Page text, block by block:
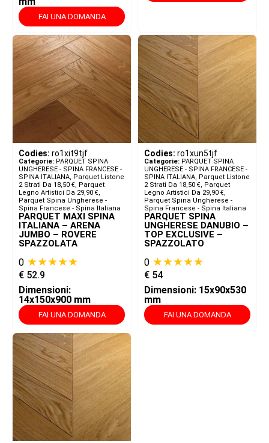
FAI UNA DOMANDA
Codies: ro1xit9tjf
Categorie: PARQUET SPINA
UNGHERESE - SPINA FRANCESE -
SPINA ITALIANA​, Parquet Listone
2 Strati Da 18,50 €, Parquet
Legno Artistici Da 29,90 €,
Parquet Spina Ungherese -
Spina Francese - Spina Italiana
PARQUET MAXI SPINA
ITALIANA – ARENA
JUMBO – ROVERE
SPAZZOLATA
0 ★★★★★
€ 52.9
Dimensioni:
14x150x900 mm
FAI UNA DOMANDA
Codies: ro1xun5tjf
Categorie: PARQUET SPINA
UNGHERESE - SPINA FRANCESE -
SPINA ITALIANA​, Parquet Listone
2 Strati Da 18,50 €, Parquet
Legno Artistici Da 29,90 €,
Parquet Spina Ungherese -
Spina Francese - Spina Italiana
PARQUET SPINA
UNGHERESE DANUBIO –
TOP EXCLUSIVE –
SPAZZOLATO
0 ★★★★★
€ 54
Dimensioni: 15x90x530
mm
FAI UNA DOMANDA